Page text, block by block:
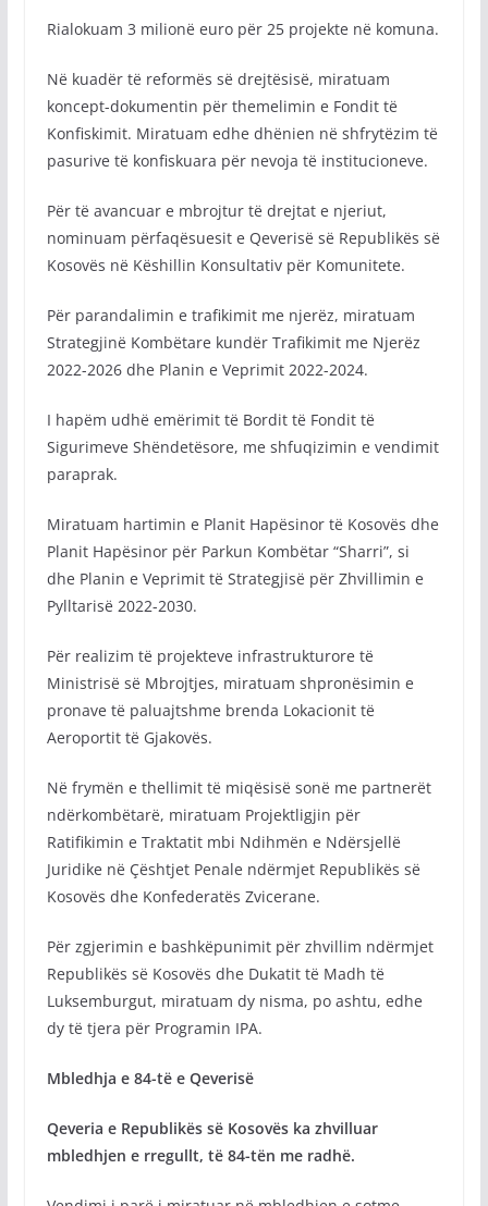
Rialokuam 3 milionë euro për 25 projekte në komuna.
Në kuadër të reformës së drejtësisë, miratuam
koncept-dokumentin për themelimin e Fondit të
Konfiskimit. Miratuam edhe dhënien në shfrytëzim të
pasurive të konfiskuara për nevoja të institucioneve.
Për të avancuar e mbrojtur të drejtat e njeriut,
nominuam përfaqësuesit e Qeverisë së Republikës së
Kosovës në Këshillin Konsultativ për Komunitete.
Për parandalimin e trafikimit me njerëz, miratuam
Strategjinë Kombëtare kundër Trafikimit me Njerëz
2022-2026 dhe Planin e Veprimit 2022-2024.
I hapëm udhë emërimit të Bordit të Fondit të
Sigurimeve Shëndetësore, me shfuqizimin e vendimit
paraprak.
Miratuam hartimin e Planit Hapësinor të Kosovës dhe
Planit Hapësinor për Parkun Kombëtar “Sharri”, si
dhe Planin e Veprimit të Strategjisë për Zhvillimin e
Pylltarisë 2022-2030.
Për realizim të projekteve infrastrukturore të
Ministrisë së Mbrojtjes, miratuam shpronësimin e
pronave të paluajtshme brenda Lokacionit të
Aeroportit të Gjakovës.
Në frymën e thellimit të miqësisë sonë me partnerët
ndërkombëtarë, miratuam Projektligjin për
Ratifikimin e Traktatit mbi Ndihmën e Ndërsjellë
Juridike në Çështjet Penale ndërmjet Republikës së
Kosovës dhe Konfederatës Zvicerane.
Për zgjerimin e bashkëpunimit për zhvillim ndërmjet
Republikës së Kosovës dhe Dukatit të Madh të
Luksemburgut, miratuam dy nisma, po ashtu, edhe
dy të tjera për Programin IPA.
Mbledhja e 84-të e Qeverisë
Qeveria e Republikës së Kosovës ka zhvilluar
mbledhjen e rregullt, të 84-tën me radhë.